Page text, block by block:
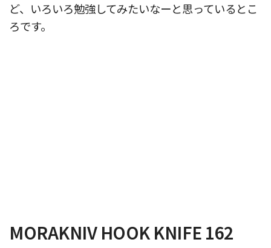
ど、いろいろ勉強してみたいなーと思っているとこ
ろです。
MORAKNIV HOOK KNIFE 162